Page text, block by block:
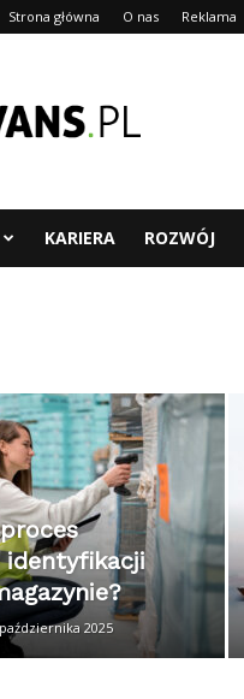
Strona główna O nas Reklama
KARIERA ROZWÓJ
2025